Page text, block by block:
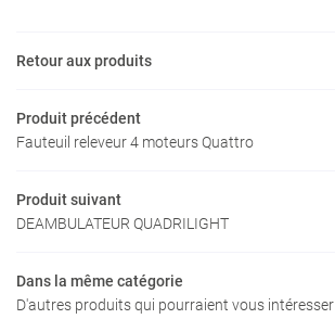
Actualités
Contact
Retour aux produits
Produit précédent
Fauteuil releveur 4 moteurs Quattro
Produit suivant
DEAMBULATEUR QUADRILIGHT
Dans la même catégorie
D'autres produits qui pourraient vous intéresser